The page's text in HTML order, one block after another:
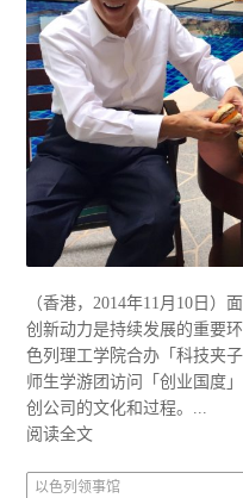
（香港，2014年11月10日）
创新动力是持续发展的重要
色列理工学院合办「科技夹
师生学游团访问「创业国度
创公司的文化和过程。...
阅读全文
以色列领事馆